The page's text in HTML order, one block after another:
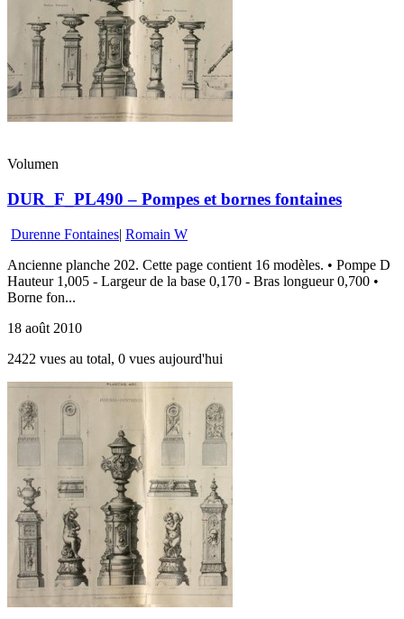
Volumen
DUR_F_PL490 – Pompes et bornes fontaines
Durenne Fontaines| Romain W
Ancienne planche 202. Cette page contient 16 modèles. • Pompe D
Hauteur 1,005 - Largeur de la base 0,170 - Bras longueur 0,700 •
Borne fon...
18 août 2010
2422 vues au total, 0 vues aujourd'hui